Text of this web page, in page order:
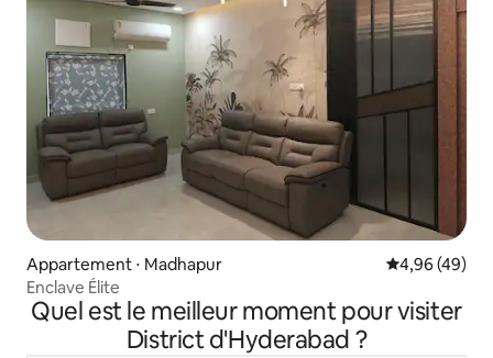
Appartement ⋅ Madhapur Évaluation
4,96 (49)
Enclave Élite
Quel est le meilleur moment pour visiter
District d'Hyderabad ?